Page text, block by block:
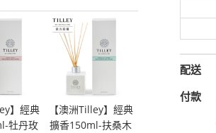
】經典
牡丹玫
【澳洲Tilley】經典
擴香150ml-扶桑木
配送
付款